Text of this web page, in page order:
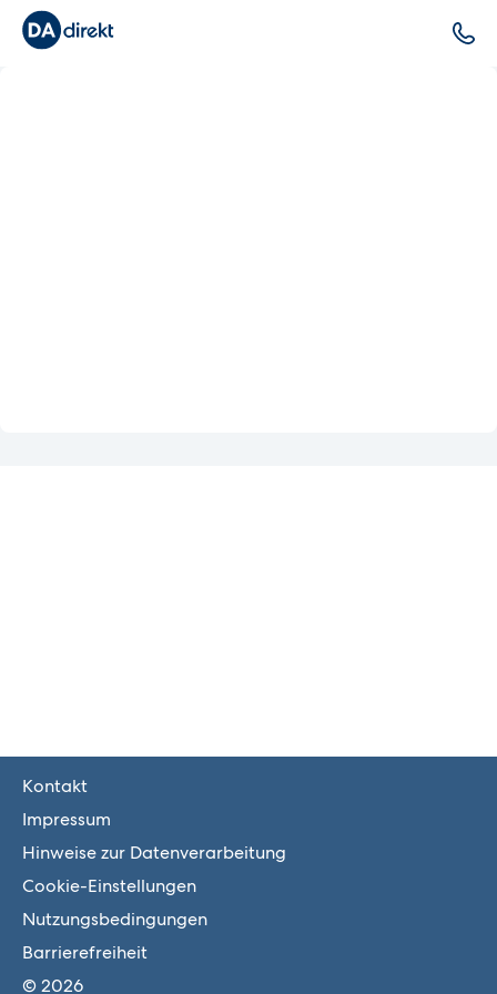
Kontakt
Impressum
Hinweise zur Datenverarbeitung
Cookie-Einstellungen
Nutzungsbedingungen
Barrierefreiheit
© 2026